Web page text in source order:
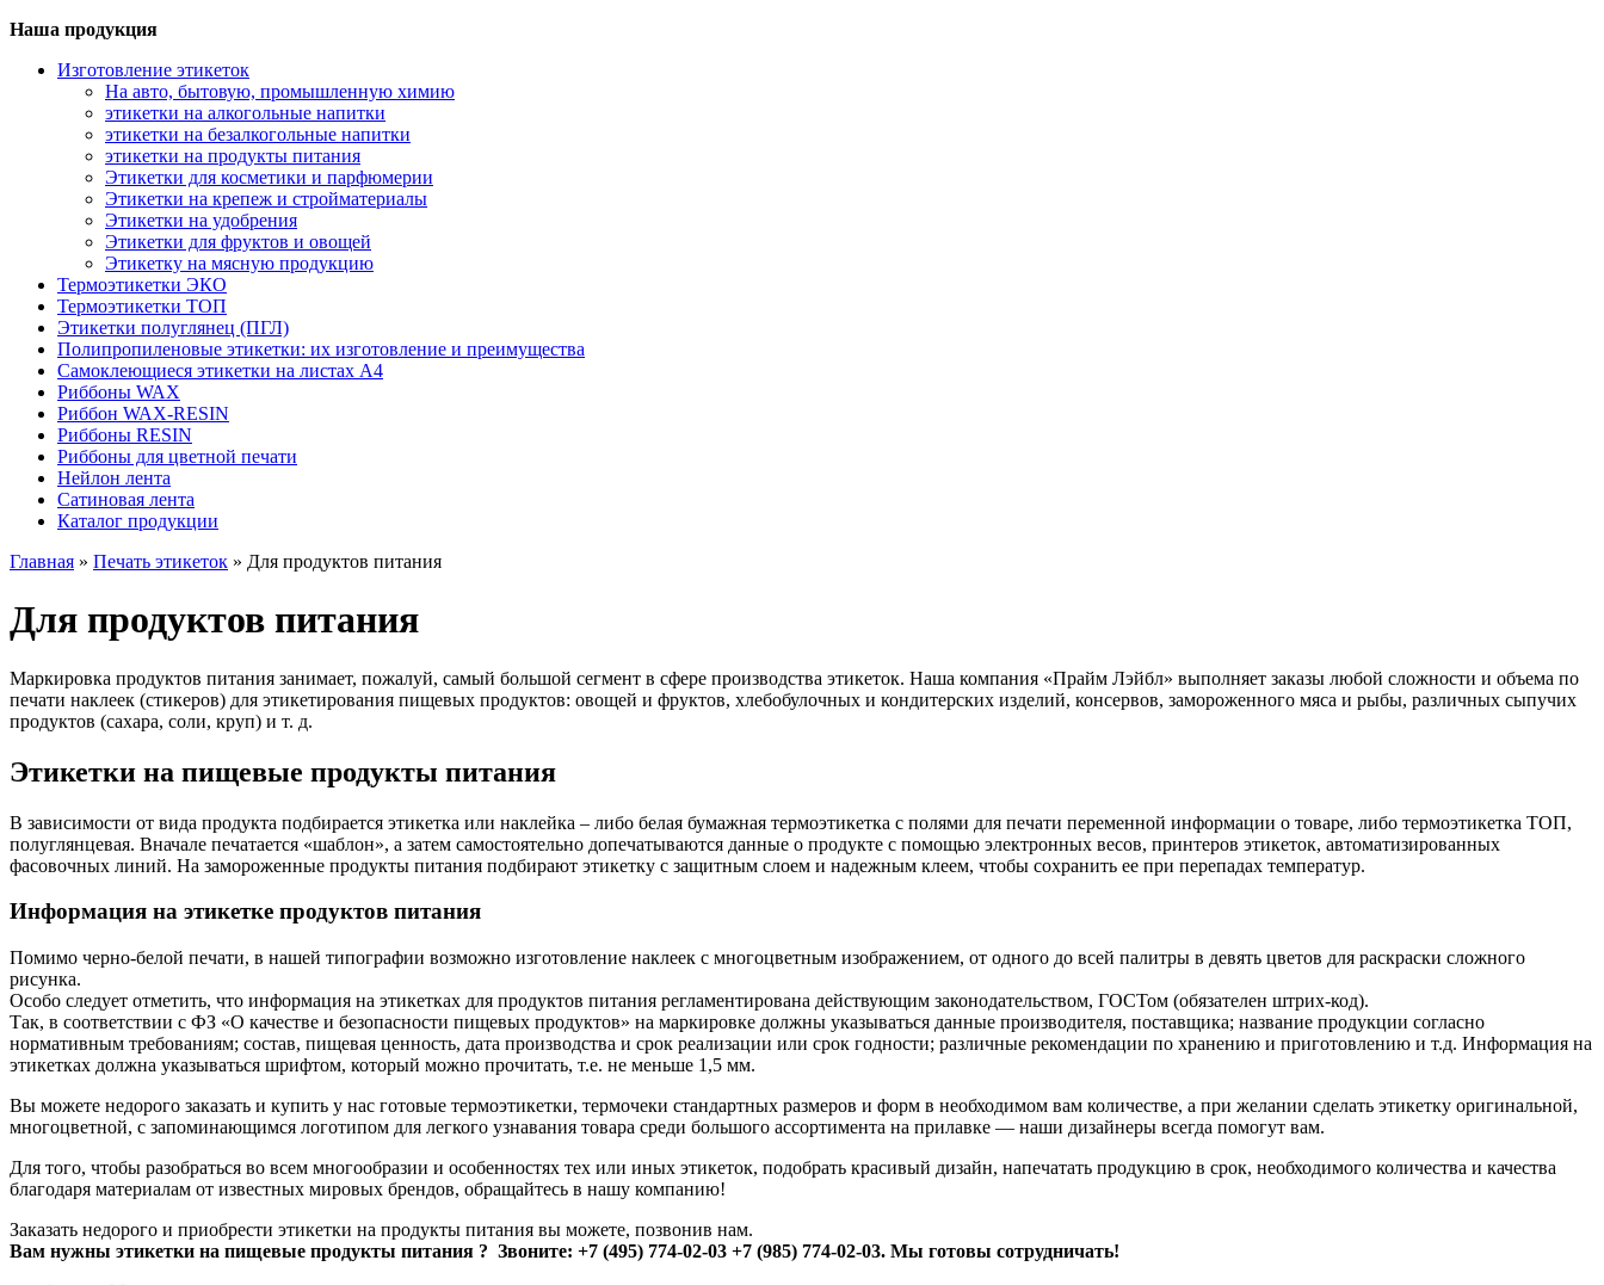
Наша продукция
Изготовление этикеток
На авто, бытовую, промышленную химию
этикетки на алкогольные напитки
этикетки на безалкогольные напитки
этикетки на продукты питания
Этикетки для косметики и парфюмерии
Этикетки на крепеж и стройматериалы
Этикетки на удобрения
Этикетки для фруктов и овощей
Этикетку на мясную продукцию
Термоэтикетки ЭКО
Термоэтикетки ТОП
Этикетки полуглянец (ПГЛ)
Полипропиленовые этикетки: их изготовление и преимущества
Самоклеющиеся этикетки на листах А4
Риббоны WAX
Риббон WAX-RESIN
Риббоны RESIN
Риббоны для цветной печати
Нейлон лента
Сатиновая лента
Каталог продукции
Главная » Печать этикеток » Для продуктов питания
Для продуктов питания
Маркировка продуктов питания занимает, пожалуй, самый большой сегмент в сфере производства этикеток. Наша компания «Прайм Лэйбл» выполняет заказы любой сложности и объема по
печати наклеек (стикеров) для этикетирования пищевых продуктов: овощей и фруктов, хлебобулочных и кондитерских изделий, консервов, замороженного мяса и рыбы, различных сыпучих
продуктов (сахара, соли, круп) и т. д.
Этикетки на пищевые продукты питания
В зависимости от вида продукта подбирается этикетка или наклейка – либо белая бумажная термоэтикетка с полями для печати переменной информации о товаре, либо термоэтикетка ТОП,
полуглянцевая. Вначале печатается «шаблон», а затем самостоятельно допечатываются данные о продукте с помощью электронных весов, принтеров этикеток, автоматизированных
фасовочных линий. На замороженные продукты питания подбирают этикетку с защитным слоем и надежным клеем, чтобы сохранить ее при перепадах температур.
Информация на этикетке продуктов питания
Помимо черно-белой печати, в нашей типографии возможно изготовление наклеек с многоцветным изображением, от одного до всей палитры в девять цветов для раскраски сложного
рисунка.
Особо следует отметить, что информация на этикетках для продуктов питания регламентирована действующим законодательством, ГОСТом (обязателен штрих-код).
Так, в соответствии с ФЗ «О качестве и безопасности пищевых продуктов» на маркировке должны указываться данные производителя, поставщика; название продукции согласно
нормативным требованиям; состав, пищевая ценность, дата производства и срок реализации или срок годности; различные рекомендации по хранению и приготовлению и т.д. Информация на
этикетках должна указываться шрифтом, который можно прочитать, т.е. не меньше 1,5 мм.
Вы можете недорого заказать и купить у нас готовые термоэтикетки, термочеки стандартных размеров и форм в необходимом вам количестве, а при желании сделать этикетку оригинальной,
многоцветной, с запоминающимся логотипом для легкого узнавания товара среди большого ассортимента на прилавке — наши дизайнеры всегда помогут вам.
Для того, чтобы разобраться во всем многообразии и особенностях тех или иных этикеток, подобрать красивый дизайн, напечатать продукцию в срок, необходимого количества и качества
благодаря материалам от известных мировых брендов, обращайтесь в нашу компанию!
Заказать недорого и приобрести этикетки на продукты питания вы можете, позвонив нам.
Вам нужны этикетки на пищевые продукты питания ? Звоните: +7 (495) 774-02-03 +7 (985) 774-02-03. Мы готовы сотрудничать!